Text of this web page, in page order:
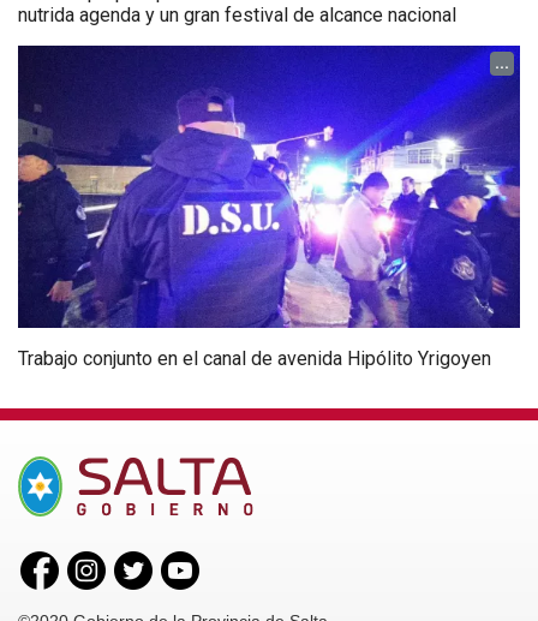
nutrida agenda y un gran festival de alcance nacional
...
Trabajo conjunto en el canal de avenida Hipólito Yrigoyen